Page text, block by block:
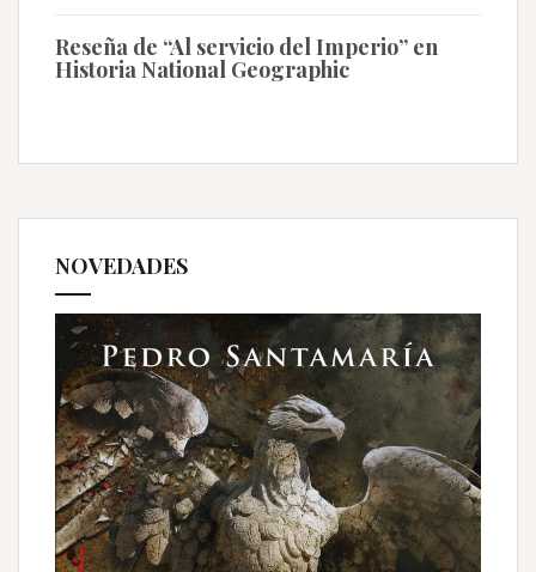
Reseña de “Al servicio del Imperio” en
Historia National Geographic
NOVEDADES